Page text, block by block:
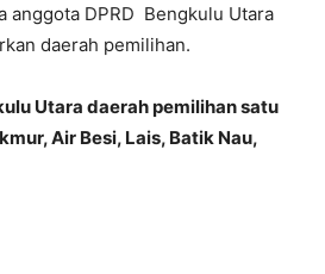
anggota DPRD Bengkulu Utara
daerah pemilihan.
Utara daerah pemilihan satu
Air Besi, Lais, Batik Nau,